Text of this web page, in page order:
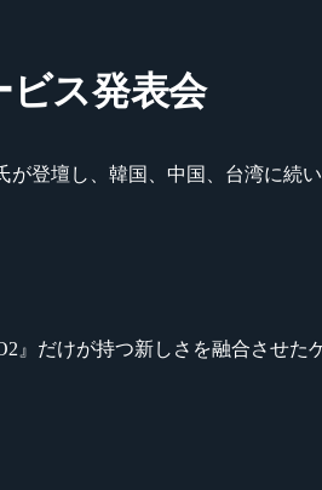
ビス発表会
登壇し、韓国、中国、台湾に続
』だけが持つ新しさを融合させ